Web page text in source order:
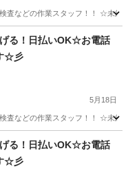
検査などの作業スタッフ！！
げる！日払いOK☆お電話
☆彡
5月18日
検査などの作業スタッフ！！
げる！日払いOK☆お電話
☆彡